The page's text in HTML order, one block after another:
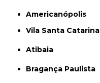
Americanópolis
Vila Santa Catarina
Atibaia
Bragança Paulista